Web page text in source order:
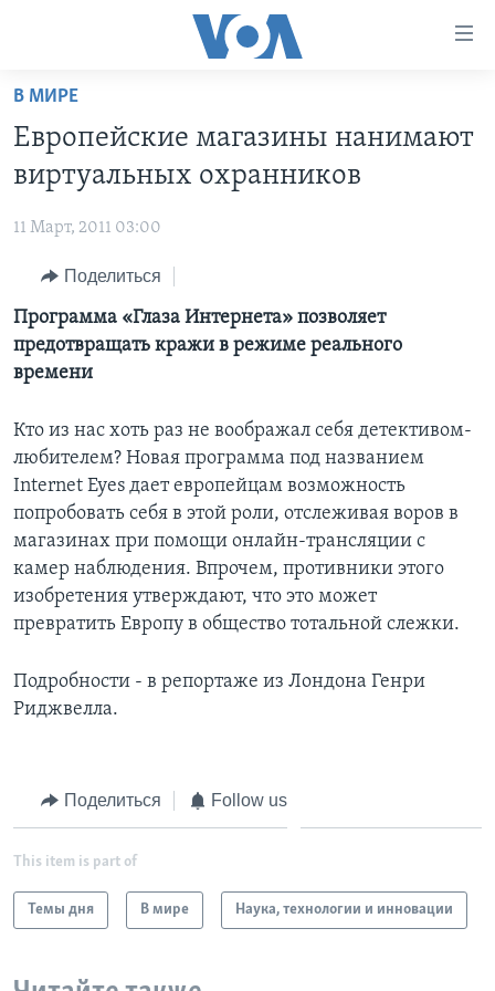
Перейти
основной
контент
Перейти
навигации
Перейти
поиск
ПРОГРАММЫ
НОВОСТИ ЗА МИНУТУ
ИТОГИ
ПОЧЕМУ ЭТО ВАЖНО?
ДИСКУССИЯ VOA
НЬЮ-ЙОРК NEW YORK
АМЕРИКА. БОЛЬШОЕ ПУТЕШЕСТВИЕ
ПРОЕКТЫ
УЧИМ АНГЛИЙСКИЙ
НАША АМЕРИКАНСКАЯ ИСТОРИЯ
А КАК В АМЕРИКЕ?
АРТЕФАКТЫ
ТЕСТЫ
ЭКСПЕРТИЗА
ИНТЕРВЬЮ
ФАКТЫ ПРОТИВ ФЕЙКОВ
ЗА СВОБОДУ ПРЕССЫ
ВИДЕО
ПОДПИСКА НА НОВОСТИ
Learning English
СОЦИАЛЬНЫЕ СЕТИ
Языки
В МИРЕ
Европейские магазины нанимают
виртуальных охранников
11 Март, 2011 03:00
Поделиться
Программа «Глаза Интернета» позволяет
предотвращать кражи в режиме реального
времени
Кто из нас хоть раз не воображал себя детективом-
любителем? Новая программа под названием
Internet Eyes дает европейцам возможность
попробовать себя в этой роли, отслеживая воров в
магазинах при помощи онлайн-трансляции с
камер наблюдения. Впрочем, противники этого
изобретения утверждают, что это может
превратить Европу в общество тотальной слежки.
Подробности - в репортаже из Лондона Генри
Риджвелла.
Поделиться Follow us
This item is part of
Темы дня В мире Наука, технологии и инновации